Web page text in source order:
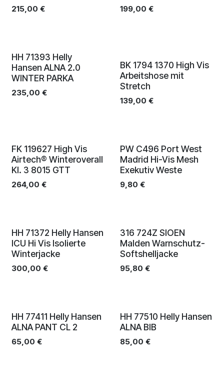
215,00 € 199,00 €
HH 71393 Helly
Hansen ALNA 2.0
WINTER PARKA
235,00 €
BK 1794 1370 High Vis
Arbeitshose mit
Stretch
139,00 €
FK 119627 High Vis
Airtech® Winteroverall
Kl. 3 8015 GTT
264,00 €
Neu!
PW C496 Port West
Madrid Hi-Vis Mesh
Exekutiv Weste
9,80 €
HH 71372 Helly Hansen
ICU Hi Vis Isolierte
Winterjacke
300,00 €
Neu!
316 724Z SIOEN
Malden Warnschutz-
Softshelljacke
95,80 €
Auslaufmodell
HH 77411 Helly Hansen
ALNA PANT CL 2
65,00 € Auslaufmodell
HH 77510 Helly Hansen
ALNA BIB
85,00 €